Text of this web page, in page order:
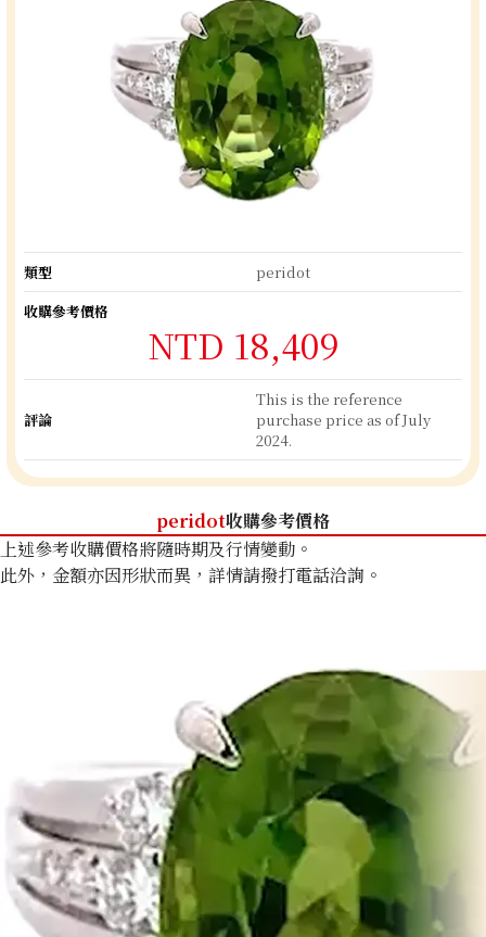
類型
peridot
收購參考價格
NTD 18,409
評論
This is the reference
purchase price as of July
2024.
peridot收購參考價格
上述參考收購價格將隨時期及行情變動。
此外，金額亦因形狀而異，詳情請撥打電話洽詢。